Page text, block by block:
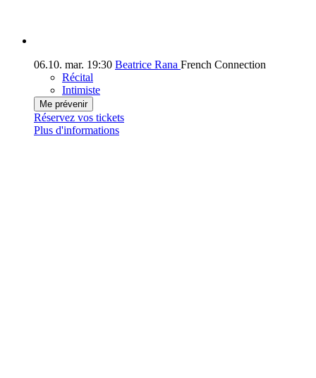
06.10. mar. 19:30 Beatrice Rana French Connection
Récital
Intimiste
Me prévenir
Réservez vos tickets
Plus d'informations